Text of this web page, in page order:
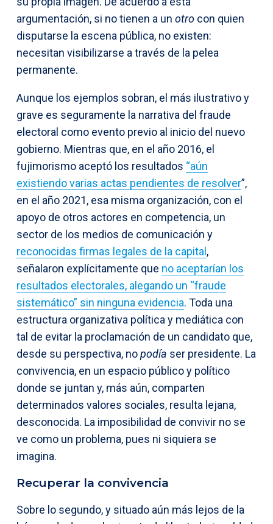
argumentación, si no tienen a un otro con quien
disputarse la escena pública, no existen:
necesitan visibilizarse a través de la pelea
permanente.
Aunque los ejemplos sobran, el más ilustrativo y
grave es seguramente la narrativa del fraude
electoral como evento previo al inicio del nuevo
gobierno. Mientras que, en el año 2016, el
fujimorismo aceptó los resultados “aún
existiendo varias actas pendientes de resolver”,
en el año 2021, esa misma organización, con el
apoyo de otros actores en competencia, un
sector de los medios de comunicación y
reconocidas firmas legales de la capital,
señalaron explícitamente que no aceptarían los
resultados electorales, alegando un “fraude
sistemático” sin ninguna evidencia. Toda una
estructura organizativa política y mediática con
tal de evitar la proclamación de un candidato que,
desde su perspectiva, nopodía ser presidente. La
convivencia, en un espacio público y político
donde se juntan y, más aún, comparten
determinados valores sociales, resulta lejana,
desconocida. La imposibilidad de convivir no se
ve como un problema, pues ni siquiera se
imagina.
Recuperar la convivencia
Sobre lo segundo, y situado aún más lejos de la